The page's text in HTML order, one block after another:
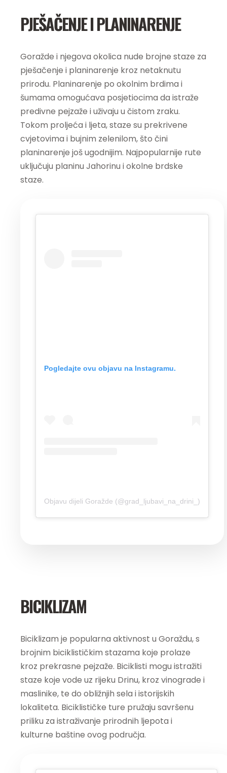
PJEŠAČENJE I PLANINARENJE
Goražde i njegova okolica nude brojne staze za
pješačenje i planinarenje kroz netaknutu
prirodu. Planinarenje po okolnim brdima i
šumama omogućava posjetiocima da istraže
predivne pejzaže i uživaju u čistom zraku.
Tokom proljeća i ljeta, staze su prekrivene
cvjetovima i bujnim zelenilom, što čini
planinarenje još ugodnijim. Najpopularnije rute
uključuju planinu Jahorinu i okolne brdske
staze.
Pogledajte ovu objavu na Instagramu.
Objavu dijeli Goražde (@grad_ljubavi_na_drini_)
BICIKLIZAM
Biciklizam je popularna aktivnost u Goraždu, s
brojnim biciklističkim stazama koje prolaze
kroz prekrasne pejzaže. Biciklisti mogu istražiti
staze koje vode uz rijeku Drinu, kroz vinograde i
maslinike, te do obližnjih sela i istorijskih
lokaliteta. Biciklističke ture pružaju savršenu
priliku za istraživanje prirodnih ljepota i
kulturne baštine ovog područja.